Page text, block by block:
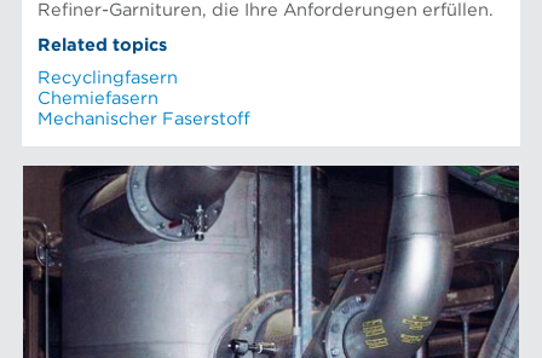
Refiner-Garnituren, die Ihre Anforderungen erfüllen.
Related topics
Recyclingfasern
Chemiefasern
Mechanischer Faserstoff